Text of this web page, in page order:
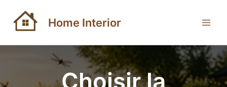
contenu
Home Interior
Choisir la